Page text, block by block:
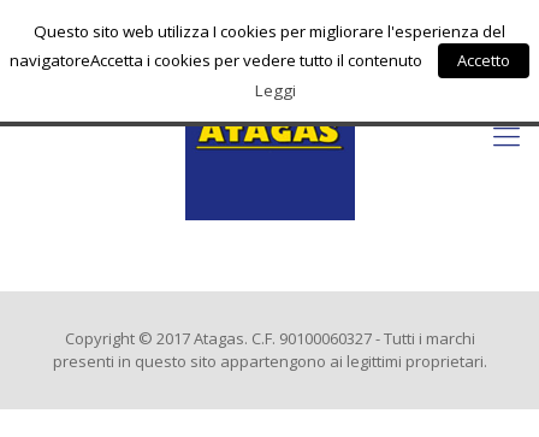
Copyright © 2017 Atagas. C.F. 90100060327 - Tutti i marchi
presenti in questo sito appartengono ai legittimi proprietari.
Questo sito web utilizza I cookies per migliorare l'esperienza del
navigatoreAccetta i cookies per vedere tutto il contenuto
Accetto
Leggi